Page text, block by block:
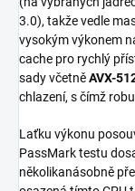
3.0), takže vedle
vysokým výkonem
cache pro rychlý
sady včetněAVX-
chlazení, s čímž
Laťku výkonu
PassMark testu
několikanásobně